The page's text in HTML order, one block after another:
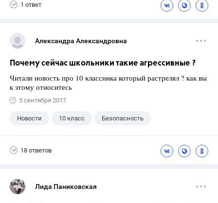
1 ответ
Александра Александровна
Почему сейчас школьники такие агрессивные ?
Читали новость про 10 классника который растрелял ? как вы
к этому относитесь
5 сентября 2017
Новости 10 класс Безопасность
18 ответов
Лида Паниковская